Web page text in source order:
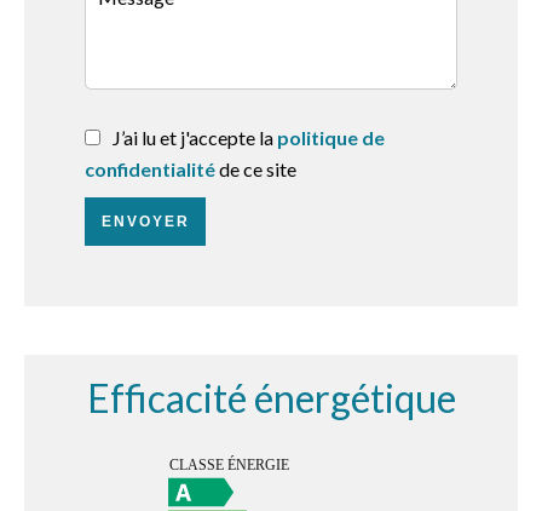
J’ai lu et j'accepte la politique de
confidentialitéde ce site
ENVOYER
Efficacité énergétique